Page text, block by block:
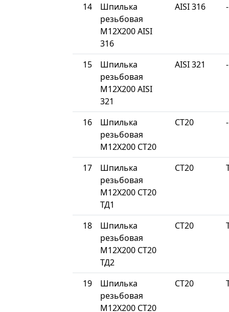
14
Шпилька
резьбовая
М12Х200 AISI
316
AISI 316 -
15
Шпилька
резьбовая
М12Х200 AISI
321
AISI 321 -
16
Шпилька
резьбовая
М12Х200 СТ20
СТ20 -
17
Шпилька
резьбовая
М12Х200 СТ20
ТД1
СТ20
18
Шпилька
резьбовая
М12Х200 СТ20
ТД2
СТ20
19
Шпилька
резьбовая
М12Х200 СТ20
СТ20